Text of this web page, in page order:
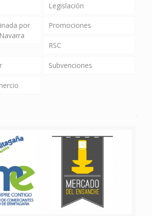
Legislación
por
Promociones
RSC
Subvenciones